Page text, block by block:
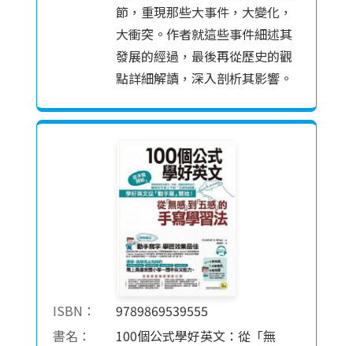
節，重現那些大事件，大變化，
大衝突。作者就這些事件細述其
發展的經過，最後再從歷史的觀
點詳細解讀，深入剖析其影響。
ISBN：
9789869539555
書名：
100個公式學好英文：從「無